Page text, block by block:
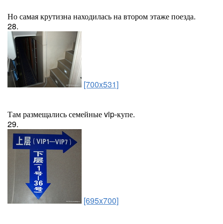
Но самая крутизна находилась на втором этаже поезда.
28.
[700x531]
Там размещались семейные vip-купе.
29.
[695x700]